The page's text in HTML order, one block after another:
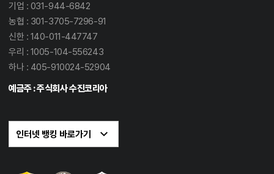
기업 : 031-944-6842
농협 : 301-3705-7296-91
신한 : 140-011-447747
우리 : 1005-104-556243
하나 : 405-910024-52904
예금주 : 주식회사 수진코리아